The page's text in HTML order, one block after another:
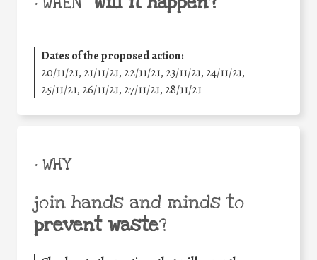
Dates of the proposed action:
20/11/21, 21/11/21, 22/11/21, 23/11/21, 24/11/21,
25/11/21, 26/11/21, 27/11/21, 28/11/21
• WHY
join hands and minds to
prevent waste?